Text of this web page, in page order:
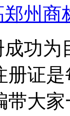
州商
功为
册证
带大